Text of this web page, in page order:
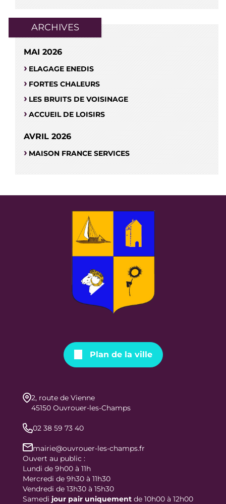
ARCHIVES
MAI 2026
ELAGAGE ENEDIS
FORTES CHALEURS
LES BRUITS DE VOISINAGE
ACCUEIL DE LOISIRS
AVRIL 2026
MAISON FRANCE SERVICES
Plan de la ville
2, route de Vienne
45150 Ouvrouer-les-Champs
02 38 59 73 40
mairie@ouvrouer-les-champs.fr
Ouvert au public :
Lundi de 9h00 à 11h
Mercredi de 9h30 à 11h30
Vendredi de 13h30 à 15h30
Samedi jour pair uniquement de 10h00 à 12h00